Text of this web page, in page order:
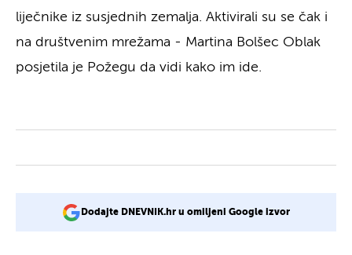
liječnike iz susjednih zemalja. Aktivirali su se čak i
na društvenim mrežama - Martina Bolšec Oblak
posjetila je Požegu da vidi kako im ide.
Dodajte DNEVNIK.hr u omiljeni Google izvor